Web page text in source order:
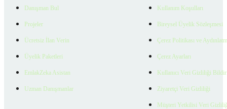
Danışman Bul
Projeler
Ücretsiz İlan Verin
Üyelik Paketleri
EmlakZeka Asistan
Uzman Danışmanlar
Kullanım Koşulları
Bireysel Üyelik Sözleşmesi
Çerez Politikası ve
Çerez Ayarları
Kullanıcı Veri Gizliliği
Ziyaretçi Veri Gizliliği
Müşteri Yetkilisi Veri